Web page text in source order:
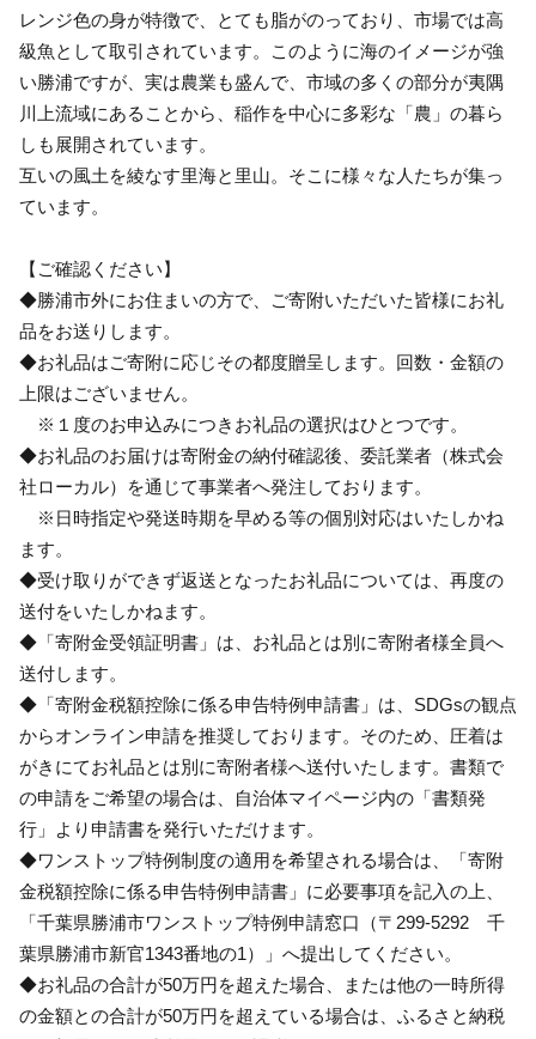
レンジ色の身が特徴で、とても脂がのっており、市場では高
級魚として取引されています。このように海のイメージが強
い勝浦ですが、実は農業も盛んで、市域の多くの部分が夷隅
川上流域にあることから、稲作を中心に多彩な「農」の暮ら
しも展開されています。
互いの風土を綾なす里海と里山。そこに様々な人たちが集っ
ています。
【ご確認ください】
◆勝浦市外にお住まいの方で、ご寄附いただいた皆様にお礼
品をお送りします。
◆お礼品はご寄附に応じその都度贈呈します。回数・金額の
上限はございません。
※１度のお申込みにつきお礼品の選択はひとつです。
◆お礼品のお届けは寄附金の納付確認後、委託業者（株式会
社ローカル）を通じて事業者へ発注しております。
※日時指定や発送時期を早める等の個別対応はいたしかね
ます。
◆受け取りができず返送となったお礼品については、再度の
送付をいたしかねます。
◆「寄附金受領証明書」は、お礼品とは別に寄附者様全員へ
送付します。
◆「寄附金税額控除に係る申告特例申請書」は、SDGsの観点
からオンライン申請を推奨しております。そのため、圧着は
がきにてお礼品とは別に寄附者様へ送付いたします。書類で
の申請をご希望の場合は、自治体マイページ内の「書類発
行」より申請書を発行いただけます。
◆ワンストップ特例制度の適用を希望される場合は、「寄附
金税額控除に係る申告特例申請書」に必要事項を記入の上、
「千葉県勝浦市ワンストップ特例申請窓口（〒299-5292 千
葉県勝浦市新官1343番地の1）」へ提出してください。
◆お礼品の合計が50万円を超えた場合、または他の一時所得
の金額との合計が50万円を超えている場合は、ふるさと納税